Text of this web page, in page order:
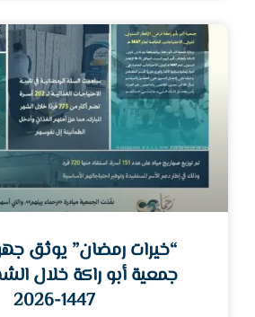
“خيرات رمضان” يوثق
جمعية أبو راكة خلال
1447-2026